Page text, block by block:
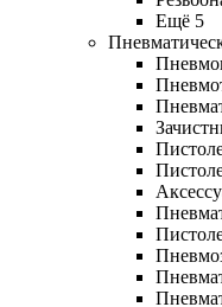
Ещё 5